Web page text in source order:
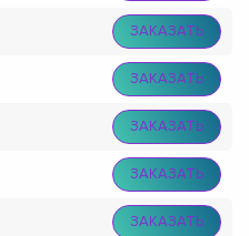
ЗАКАЗАТЬ
ЗАКАЗАТЬ
ЗАКАЗАТЬ
ЗАКАЗАТЬ
ЗАКАЗАТЬ